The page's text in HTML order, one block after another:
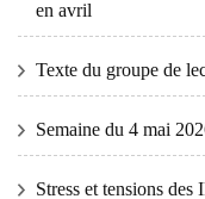
en avril
Texte du groupe de
Semaine du 4 mai
Stress et tensions